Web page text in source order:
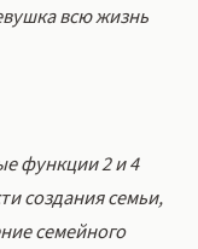
всю жизнь
функции 2 и 4
создания семьи,
семейного